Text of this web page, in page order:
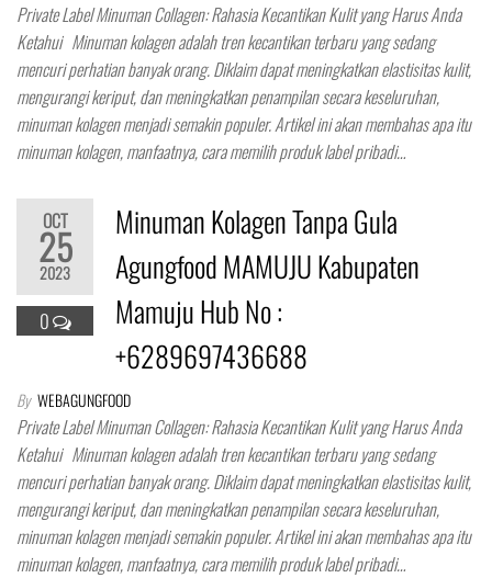
Private Label Minuman Collagen: Rahasia Kecantikan Kulit yang Harus Anda
Ketahui Minuman kolagen adalah tren kecantikan terbaru yang sedang
mencuri perhatian banyak orang. Diklaim dapat meningkatkan elastisitas kulit,
mengurangi keriput, dan meningkatkan penampilan secara keseluruhan,
minuman kolagen menjadi semakin populer. Artikel ini akan membahas apa itu
minuman kolagen, manfaatnya, cara memilih produk label pribadi…
OCT
25
2023
0
Minuman Kolagen Tanpa Gula
Agungfood MAMUJU Kabupaten
Mamuju Hub No :
+6289697436688
By WEBAGUNGFOOD
Private Label Minuman Collagen: Rahasia Kecantikan Kulit yang Harus Anda
Ketahui Minuman kolagen adalah tren kecantikan terbaru yang sedang
mencuri perhatian banyak orang. Diklaim dapat meningkatkan elastisitas kulit,
mengurangi keriput, dan meningkatkan penampilan secara keseluruhan,
minuman kolagen menjadi semakin populer. Artikel ini akan membahas apa itu
minuman kolagen, manfaatnya, cara memilih produk label pribadi…